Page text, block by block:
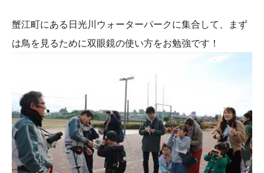
蟹江町にある日光川ウォーターパークに集合して、まず
は鳥を見るために双眼鏡の使い方をお勉強です！